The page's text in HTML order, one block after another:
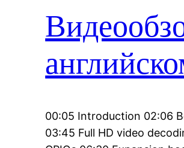
00:05 Introduction 02:06
03:45 Full HD video